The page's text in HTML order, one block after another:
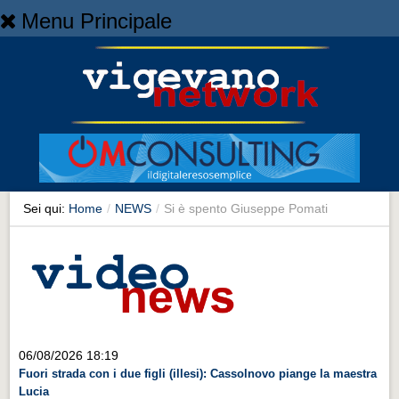
Menu Principale
NEWS
Cronaca
Cronaca
Artes et Artificia
Territorio
Territorio
Sei qui: Home / NEWS / Si è spento Giuseppe Pomati
06/08/2026 18:19
Fuori strada con i due figli (illesi): Cassolnovo piange la maestra
Lucia